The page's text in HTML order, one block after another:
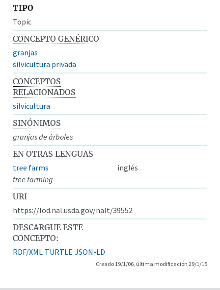
TIPO
Topic
CONCEPTO GENÉRICO
granjas
silvicultura privada
CONCEPTOS
RELACIONADOS
silvicultura
SINÓNIMOS
granjas de árboles
EN OTRAS LENGUAS
tree farms
inglés
tree farming
URI
https://lod.nal.usda.gov/nalt/39552
DESCARGUE ESTE
CONCEPTO:
RDF/XML TURTLE JSON-LD
Creado 19/1/06, última modificación 29/1/15